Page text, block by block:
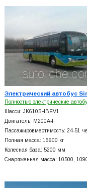
Электрический автобус
Полностью электрические
Шасси: JK6105HBEV1
Двигатель: M200A-F
Пассажировместимость: 24-51
Полная масса: 16900 кг
Колесная база: 5200 мм
Снаряженная масса: 10500,